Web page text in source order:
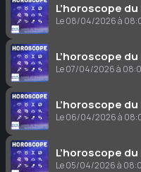
L’horoscope du
Le 08/04/2026 à
L’horoscope du
Le 07/04/2026 à
L’horoscope du
Le 06/04/2026 à
L’horoscope du
Le 05/04/2026 à